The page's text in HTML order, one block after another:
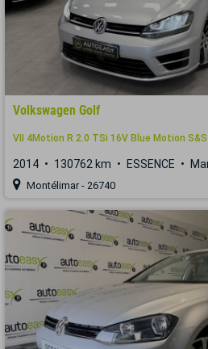
Volkswagen Golf
VII 4Motion R 2.0 TSi 16V Blue Motion
2014 130762 km ESSENCE
Montélimar - 26740